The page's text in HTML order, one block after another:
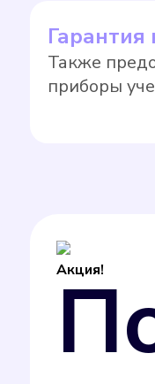
Гарантия
Также
приборы
Акция!